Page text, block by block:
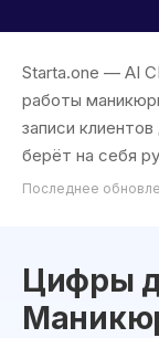
Starta.one — AI
работы
записи
берёт на себя
Последнее
Цифры